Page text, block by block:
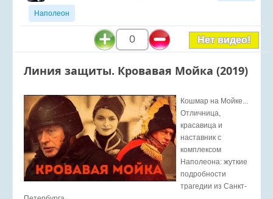
Наполеон
0 Нет видео!
Линия защиты. Кровавая Мойка (2019)
Кошмар на Мойке...
Отличница,
красавица и
наставник с
комплексом
Наполеона: жуткие
подробности
трагедии из Санкт-